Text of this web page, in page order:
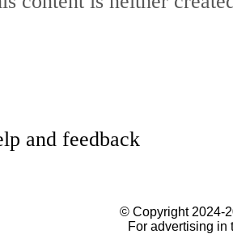
© Copyright 2024-
For advertising